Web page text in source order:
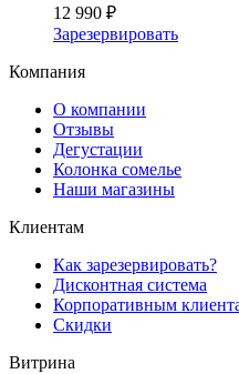
12 990 ₽
Зарезервировать
Компания
О компании
Отзывы
Дегустации
Колонка сомелье
Наши магазины
Клиентам
Как зарезервировать?
Дисконтная система
Корпоративным
Скидки
Витрина